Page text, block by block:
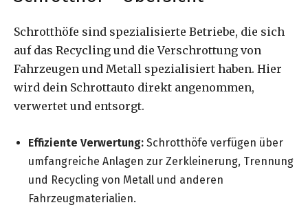
Schrotthöfe sind spezialisierte Betriebe, die sich
auf das Recycling und die Verschrottung von
Fahrzeugen und Metall spezialisiert haben. Hier
wird dein Schrottauto direkt angenommen,
verwertet und entsorgt.
Effiziente Verwertung: Schrotthöfe verfügen über
umfangreiche Anlagen zur Zerkleinerung, Trennung
und Recycling von Metall und anderen
Fahrzeugmaterialien.